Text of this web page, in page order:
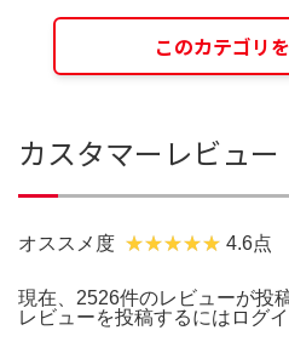
このカテゴリ
カスタマーレビュー
オススメ度 4.6点
現在、2526件のレビューが投
レビューを投稿するには ログ